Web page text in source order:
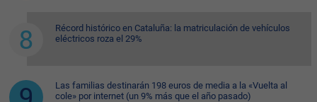
Récord histórico en Cataluña: la matriculación de vehículos
eléctricos roza el 29%
Las familias destinarán 198 euros de media a la «Vuelta al
cole» por internet (un 9% más que el año pasado)